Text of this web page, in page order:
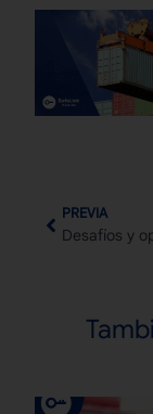
PREVIA